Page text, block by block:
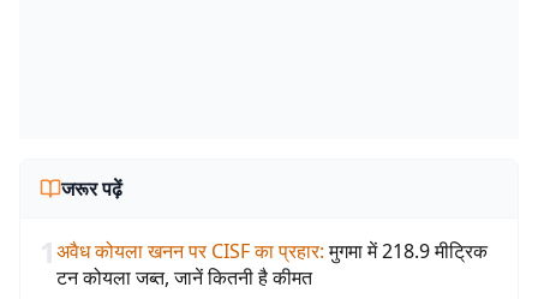
जरूर पढ़ें
1अवैध कोयला खनन पर CISF का प्रहार: मुगमा में 218.9 मीट्रिक
टन कोयला जब्त, जानें कितनी है कीमत